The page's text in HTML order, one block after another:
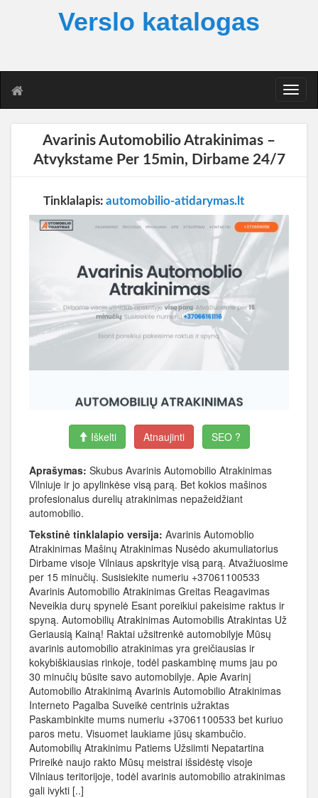
Verslo katalogas
T
o
Avarinis Automobilio Atrakinimas –
Atvykstame Per 15min, Dirbame 24/7
Tinklalapis: automobilio-atidarymas.lt
Iškelti Atnaujinti SEO ?
Aprašymas: Skubus Avarinis Automobilio Atrakinimas
Vilniuje ir jo apylinkėse visą parą. Bet kokios mašinos
profesionalus durelių atrakinimas nepažeidžiant
automobilio.
Tekstinė tinklalapio versija: Avarinis Automoblio
Atrakinimas Mašinų Atrakinimas Nusėdo akumuliatorius
Dirbame visoje Vilniaus apskrityje visą parą. Atvažiuosime
per 15 minučių. Susisiekite numeriu +37061100533
Avarinis Automobilio Atrakinimas Greitas Reagavimas
Neveikia durų spynelė Esant poreikiui pakeisime raktus ir
spyną. Automobilių Atrakinimas Automobilis Atrakintas Už
Geriausią Kainą! Raktai užsitrenkė automobilyje Mūsų
avarinis automobilio atrakinimas yra greičiausias ir
kokybiškiausias rinkoje, todėl paskambinę mums jau po
30 minučių būsite savo automobilyje. Apie Avarinį
Automobilio Atrakinimą Avarinis Automobilio Atrakinimas
Interneto Pagalba Suveikė centrinis užraktas
Paskambinkite mums numeriu +37061100533 bet kuriuo
paros metu. Visuomet laukiame jūsų skambučio.
Automobilių Atrakinimu Patiems Užsiimti Nepatartina
Prireikė naujo rakto Mūsų meistrai išsidėstę visoje
Vilniaus teritorijoje, todėl avarinis automobilio atrakinimas
gali ivykti [..]